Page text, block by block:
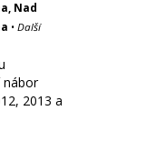
Nad
• Další
nábor
2013 a